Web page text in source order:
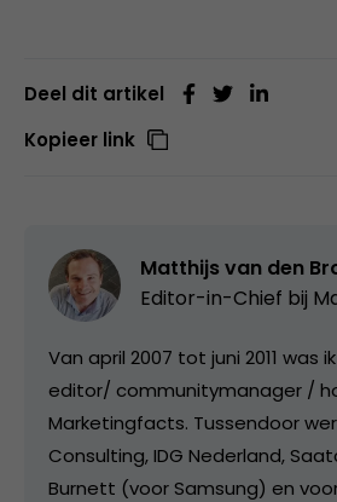
Deel dit artikel
Kopieer link
Matthijs van den
Editor-in-Chief bij
Van april 2007 tot juni 2011 was
editor/ communitymanager /
Marketingfacts. Tussendoor
Consulting, IDG Nederland,
Burnett (voor Samsung) en